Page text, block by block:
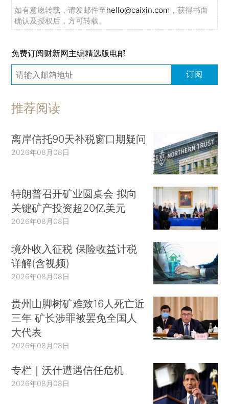
如有意愿转载，请发邮件至hello@caixin.com ，获得书面
确认及授权后，方可转载。
免费订阅财新网主编精选版电邮
订阅
推荐阅读
离岸信托90天补税窗口期疑问
2026年08月08日
特朗普召开矿业圆桌会 拟向
关键矿产投资超20亿美元
2026年08月08日
境外收入征税 保险收益计税
详解(含视频)
2026年08月08日
贵州山脚树矿难致16人死亡近
三年 矿长涉罪被罢免全国人
大代表
2026年08月08日
专栏｜沃什遭遇信任危机
2026年08月08日